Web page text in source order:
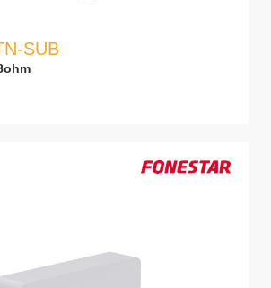
SUB